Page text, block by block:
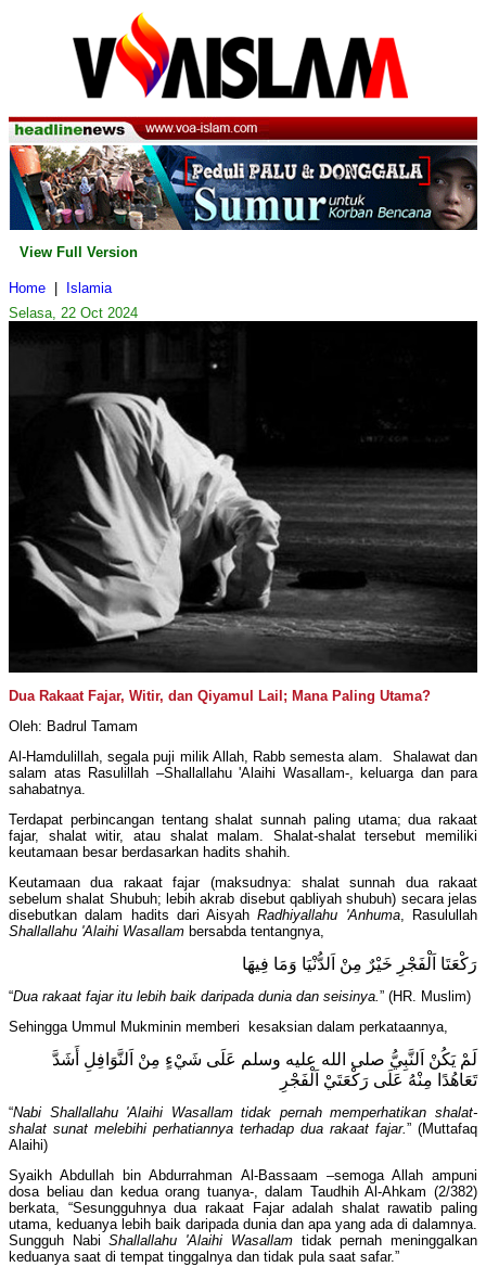
View Full Version
Home
Islamia
Selasa, 22 Oct 2024
Dua Rakaat Fajar, Witir, dan Qiyamul Lail; Mana Paling Utama?
Oleh: Badrul Tamam
Al-Hamdulillah, segala puji milik Allah, Rabb semesta alam. Shalawat dan
salam atas Rasulillah –Shallallahu 'Alaihi Wasallam-, keluarga dan para
sahabatnya.
Terdapat perbincangan tentang shalat sunnah paling utama; dua rakaat
fajar, shalat witir, atau shalat malam. Shalat-shalat tersebut memiliki
keutamaan besar berdasarkan hadits shahih.
Keutamaan dua rakaat fajar (maksudnya: shalat sunnah dua rakaat
sebelum shalat Shubuh; lebih akrab disebut qabliyah shubuh) secara jelas
disebutkan dalam hadits dari AisyahRadhiyallahu 'Anhuma, Rasulullah
Shallallahu 'Alaihi Wasallam bersabda tentangnya,
رَكْعَتَا اَلْفَجْرِ خَيْرٌ مِنْ اَلدُّنْيَا وَمَا فِيهَا
“Dua rakaat fajar itu lebih baik daripada dunia dan seisinya.” (HR. Muslim)
Sehingga Ummul Mukminin memberi kesaksian dalam perkataannya,
لَمْ يَكُنْ اَلنَّبِيُّ صلى الله عليه وسلم عَلَى شَيْءٍ مِنْ اَلنَّوَافِلِ أَشَدَّ
تَعَاهُدًا مِنْهُ عَلَى رَكْعَتَيْ اَلْفَجْرِ
“Nabi Shallallahu 'Alaihi Wasallam tidak pernah memperhatikan shalat-
shalat sunat melebihi perhatiannya terhadap dua rakaat fajar.” (Muttafaq
Alaihi)
Syaikh Abdullah bin Abdurrahman Al-Bassaam –semoga Allah ampuni
dosa beliau dan kedua orang tuanya-, dalam Taudhih Al-Ahkam (2/382)
berkata, “Sesungguhnya dua rakaat Fajar adalah shalat rawatib paling
utama, keduanya lebih baik daripada dunia dan apa yang ada di dalamnya.
Sungguh NabiShallallahu 'Alaihi Wasallamtidak pernah meninggalkan
keduanya saat di tempat tinggalnya dan tidak pula saat safar.”